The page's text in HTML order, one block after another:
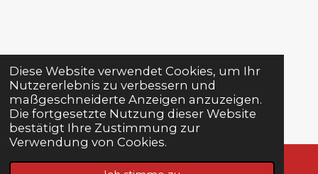
Diese Website verwendet Cookies, um Ihr
Nutzererlebnis zu verbessern und
maßgeschneiderte Anzeigen anzuzeigen.
Die fortgesetzte Nutzung dieser Website
bestätigt Ihre Zustimmung zur
Verwendung von Cookies.